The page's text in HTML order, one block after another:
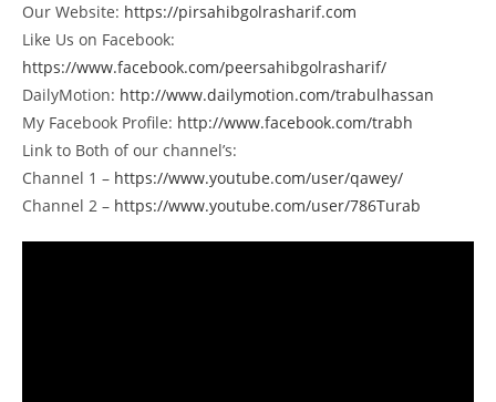
Our Website: https://pirsahibgolrasharif.com
Like Us on Facebook:
https://www.facebook.com/peersahibgolrasharif/
DailyMotion: http://www.dailymotion.com/trabulhassan
My Facebook Profile: http://www.facebook.com/trabh
Link to Both of our channel’s:
Channel 1 – https://www.youtube.com/user/qawey/
Channel 2 – https://www.youtube.com/user/786Turab